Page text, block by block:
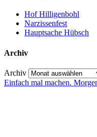
Hof Hilligenbohl
Narzissenfest
Hauptsache Hübsch
Archiv
Archiv
Einfach mal machen.